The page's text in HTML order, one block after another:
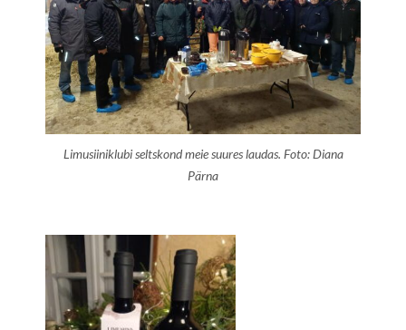
Limusiiniklubi seltskond meie suures laudas. Foto: Diana
Pärna